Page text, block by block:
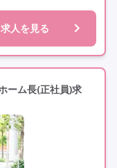
なし
常勤
車通勤可 駅近
求人を見る
ーム長(正社員)求